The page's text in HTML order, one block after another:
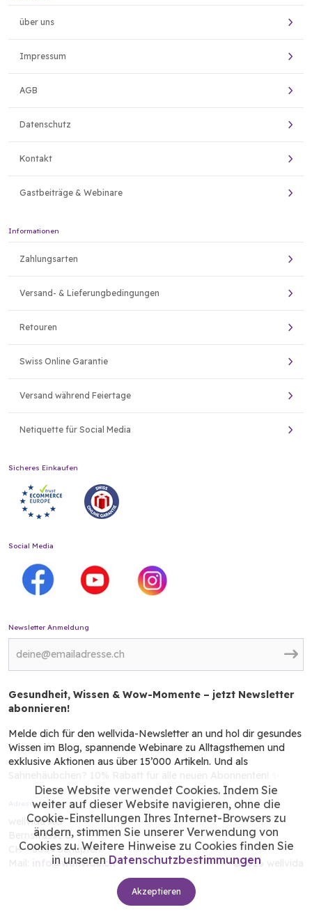
Diese Website verwendet Cookies. Indem Sie
weiter auf dieser Website navigieren, ohne die
Cookie-Einstellungen Ihres Internet-Browsers zu
ändern, stimmen Sie unserer Verwendung von
Cookies zu. Weitere Hinweise zu Cookies finden Sie
in unseren Datenschutzbestimmungen
Akzeptieren
über uns
Impressum
AGB
Datenschutz
Kontakt
Gastbeiträge & Webinare
Informationen
Zahlungsarten
Versand- & Lieferungbedingungen
Retouren
Swiss Online Garantie
Versand während Feiertage
Netiquette für Social Media
Sicheres Einkaufen
Social Media
Newsletter Anmeldung
Gesundheit, Wissen & Wow-Momente – jetzt Newsletter
abonnieren!
Melde dich für den wellvida-Newsletter an und hol dir gesundes
Wissen im Blog, spannende Webinare zu Alltagsthemen und
exklusive Aktionen aus über 15’000 Artikeln. Und als
Adresse
wellvida AG
Bernstrasse 3
CH - 3054 Schüpfen
info@wellvida.ch ©2026 wellvida